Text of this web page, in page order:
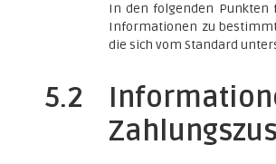
In den folgenden Punkten
Informationen zu
die sich vom Standard
5.2